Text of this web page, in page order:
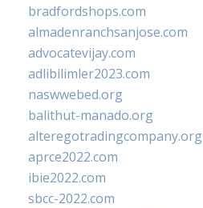
bradfordshops.com
almadenranchsanjose.com
advocatevijay.com
adlibilimler2023.com
naswwebed.org
balithut-manado.org
alteregotradingcompany.org
aprce2022.com
ibie2022.com
sbcc-2022.com